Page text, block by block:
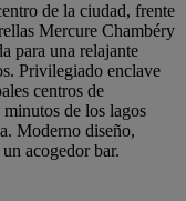
de la ciudad, frente
Mercure Chambéry
para una relajante
Privilegiado enclave
centros de
de los lagos
Moderno diseño,
acogedor bar.